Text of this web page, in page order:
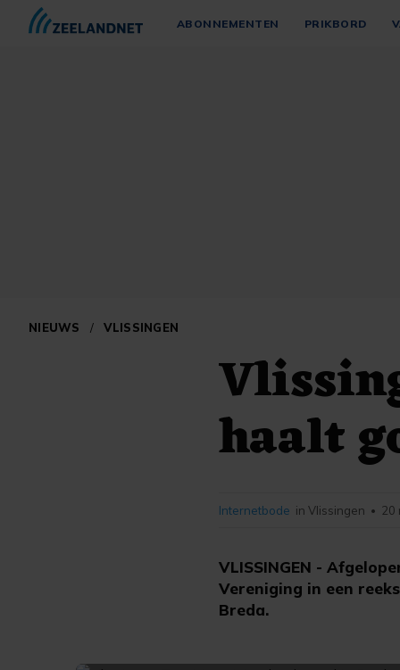
ABONNEMENTEN PRIKBORD
NIEUWS / VLISSINGEN
haalt
VLISSINGEN -
Vereniging in een
Breda.
Internetbode in Vlissingen • 20